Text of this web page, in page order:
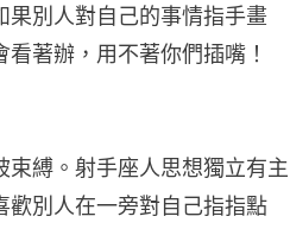
別人對自己的事情指手畫
著辦，用不著你們插嘴！
縛。射手座人思想獨立有主
歡別人在一旁對自己指指點